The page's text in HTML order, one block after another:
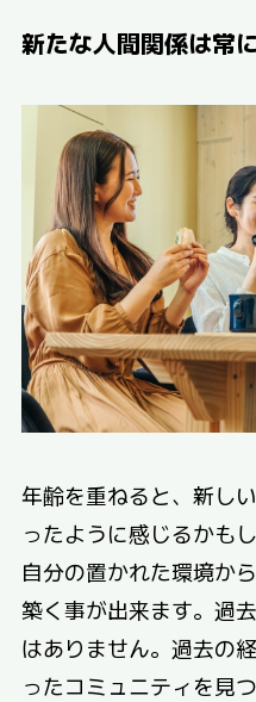
新たな人間関係は常
年齢を重ねると、新し
ったように感じるかも
自分の置かれた環境か
築く事が出来ます。過
はありません。過去の
ったコミュニティを見